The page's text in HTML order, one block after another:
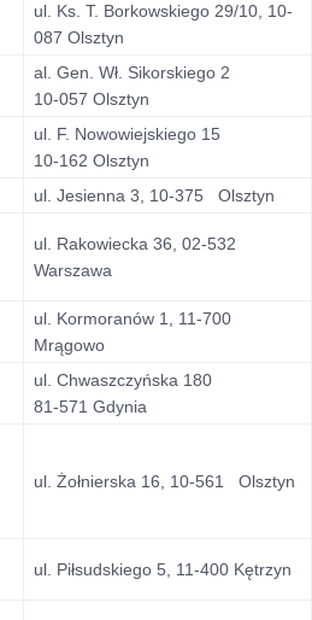
ul. Ks. T. Borkowskiego 29/10, 10-
087 Olsztyn
al. Gen. Wł. Sikorskiego 2
10-057 Olsztyn
ul. F. Nowowiejskiego 15
10-162 Olsztyn
ul. Jesienna 3, 10-375 Olsztyn
ul. Rakowiecka 36, 02-532
Warszawa
ul. Kormoranów 1, 11-700
Mrągowo
ul. Chwaszczyńska 180
81-571 Gdynia
ul. Żołnierska 16, 10-561 Olsztyn
ul. Piłsudskiego 5, 11-400 Kętrzyn